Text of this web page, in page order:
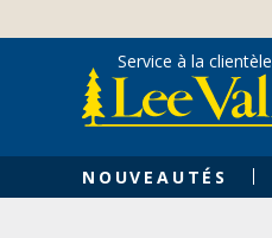
content
NOUVEAUTÉS
Service à la clientèle